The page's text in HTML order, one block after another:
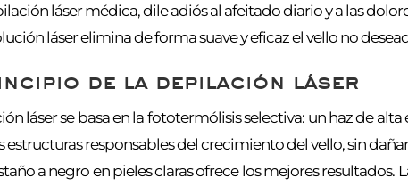
láser médica, dile adiós al afeitado diario y a las
láser elimina de forma suave y eficaz el vello no
de la depilación láser
láser se basa en la fototermólisis selectiva: un haz de
estructuras responsables del crecimiento del vello, sin
a negro en pieles claras ofrece los mejores